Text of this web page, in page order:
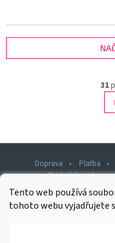
Tento web používá
tohoto webu vyjadřujete
31
Doprava Platba
Podmínky ochrany